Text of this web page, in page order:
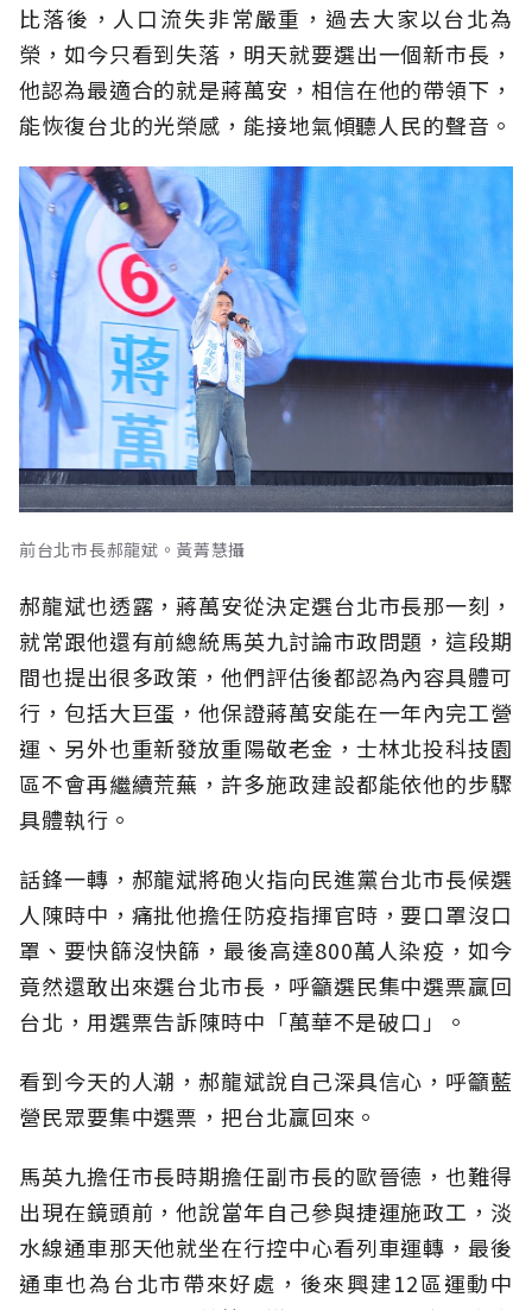
比落後，人口流失非常嚴重，過去大家以台北為
榮，如今只看到失落，明天就要選出一個新市長，
他認為最適合的就是蔣萬安，相信在他的帶領下，
能恢復台北的光榮感，能接地氣傾聽人民的聲音。
前台北市長郝龍斌。黃菁慧攝
郝龍斌也透露，蔣萬安從決定選台北市長那一刻，
就常跟他還有前總統馬英九討論市政問題，這段期
間也提出很多政策，他們評估後都認為內容具體可
行，包括大巨蛋，他保證蔣萬安能在一年內完工營
運、另外也重新發放重陽敬老金，士林北投科技園
區不會再繼續荒蕪，許多施政建設都能依他的步驟
具體執行。
話鋒一轉，郝龍斌將砲火指向民進黨台北市長候選
人陳時中，痛批他擔任防疫指揮官時，要口罩沒口
罩、要快篩沒快篩，最後高達800萬人染疫，如今
竟然還敢出來選台北市長，呼籲選民集中選票贏回
台北，用選票告訴陳時中「萬華不是破口」。
看到今天的人潮，郝龍斌說自己深具信心，呼籲藍
營民眾要集中選票，把台北贏回來。
馬英九擔任市長時期擔任副市長的歐晉德，也難得
出現在鏡頭前，他說當年自己參與捷運施政工，淡
水線通車那天他就坐在行控中心看列車運轉，最後
通車也為台北市帶來好處，後來興建12區運動中